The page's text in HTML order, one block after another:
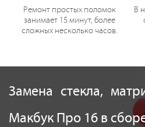
Ремонт простых поломок
занимает 15 минут, более
сложных несколько часов.
В
Замена стекла,
Макбук Про 16 в